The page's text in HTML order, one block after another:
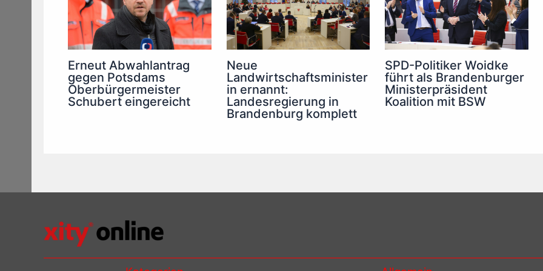
Erneut Abwahlantrag
gegen Potsdams
Oberbürgermeister
Schubert eingereicht
Neue
Landwirtschaftsminister
in ernannt:
Landesregierung in
Brandenburg komplett
SPD-Politiker Woidke
führt als Brandenburger
Ministerpräsident
Koalition mit BSW